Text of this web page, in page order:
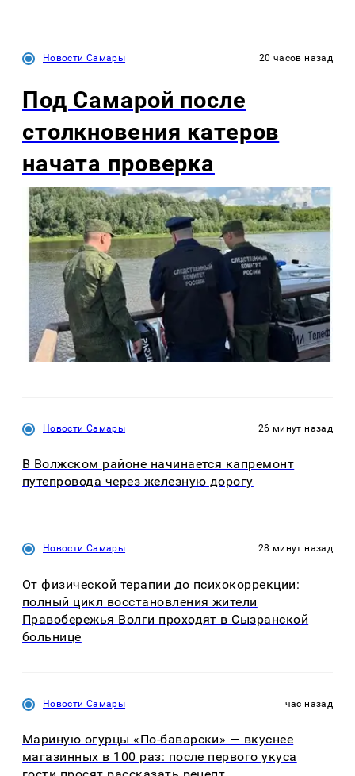
Новости Самары 20 часов назад
Под Самарой после
столкновения катеров
начата проверка
Новости Самары 26 минут назад
В Волжском районе начинается капремонт
путепровода через железную дорогу
Новости Самары 28 минут назад
От физической терапии до психокоррекции:
полный цикл восстановления жители
Правобережья Волги проходят в Сызранской
больнице
Новости Самары час назад
Мариную огурцы «По-баварски» — вкуснее
магазинных в 100 раз: после первого укуса